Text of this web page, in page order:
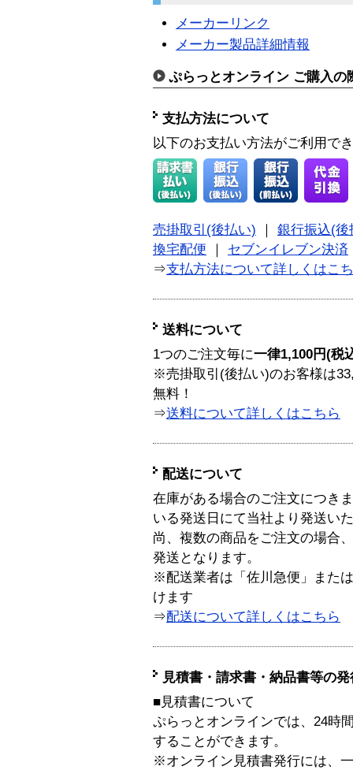
メーカーリンク
メーカー製品詳細情報
ぷらっとオンライン ご購入の
支払方法について
以下のお支払い方法がご利用で
売掛取引(後払い)
銀行振込(後
換宅配便
セブンイレブン決済
⇒支払方法について詳しくはこ
送料について
1つのご注文毎に一律1,100円(税
※売掛取引(後払い)のお客様は
無料！
⇒送料について詳しくはこちら
配送について
在庫がある場合のご注文につき
いる発送日にて当社より発送い
尚、複数の商品をご注文の場合
発送となります。
※配送業者は「佐川急便」また
けます
⇒配送について詳しくはこちら
見積書・請求書・納品書等の
■見積書について
ぷらっとオンラインでは、24時
することができます。
※オンライン見積書発行には、